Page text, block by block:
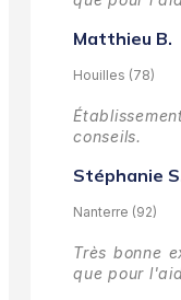
Matthieu B.
Houilles (78)
conseils.
Stéphanie
Nanterre (92)
Très bonne
que pour